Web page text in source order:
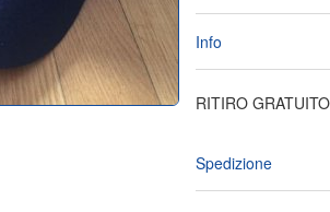
Info
RITIRO
Spedizione